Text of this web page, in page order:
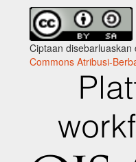
Ciptaan disebarluaskan
Commons Atribusi-